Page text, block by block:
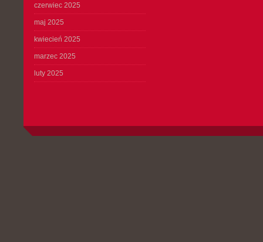
czerwiec 2025
maj 2025
kwiecień 2025
marzec 2025
luty 2025